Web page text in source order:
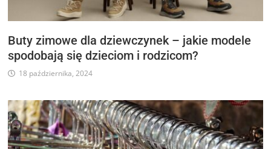
Buty zimowe dla dziewczynek – jakie modele
spodobają się dzieciom i rodzicom?
18 października, 2024